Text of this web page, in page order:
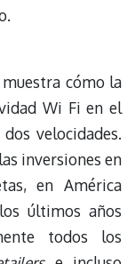
cómo la
Wi Fi en el
velocidades.
inversiones en
en América
últimos años
todos los